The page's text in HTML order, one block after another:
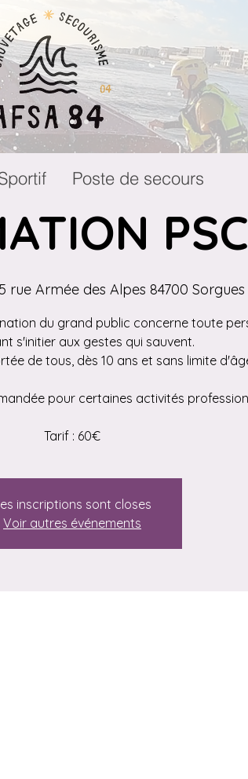
rue Armée des Alpes 84700 Sorgues
du grand public concerne toute
s'initier aux gestes qui sauvent.
de tous, dès 10 ans et sans limite
pour certaines activités
Tarif : 60€
inscriptions sont closes
Voir autres événements
Poste de secours